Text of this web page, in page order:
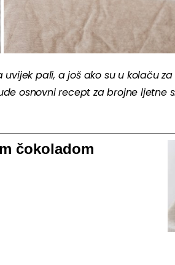
pali, a još ako su u kolaču
osnovni recept za brojne ljetne
čokoladom